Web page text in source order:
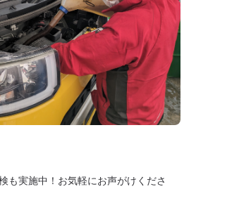
も実施中！お気軽にお声がけくださ